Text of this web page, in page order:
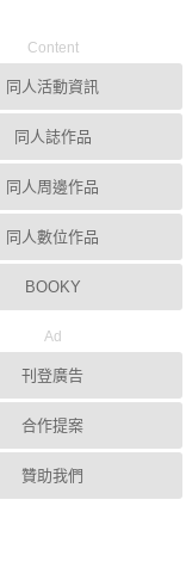
Content
同人活動資訊
同人誌作品
同人周邊作品
同人數位作品
BOOKY
Ad
刊登廣告
合作提案
贊助我們